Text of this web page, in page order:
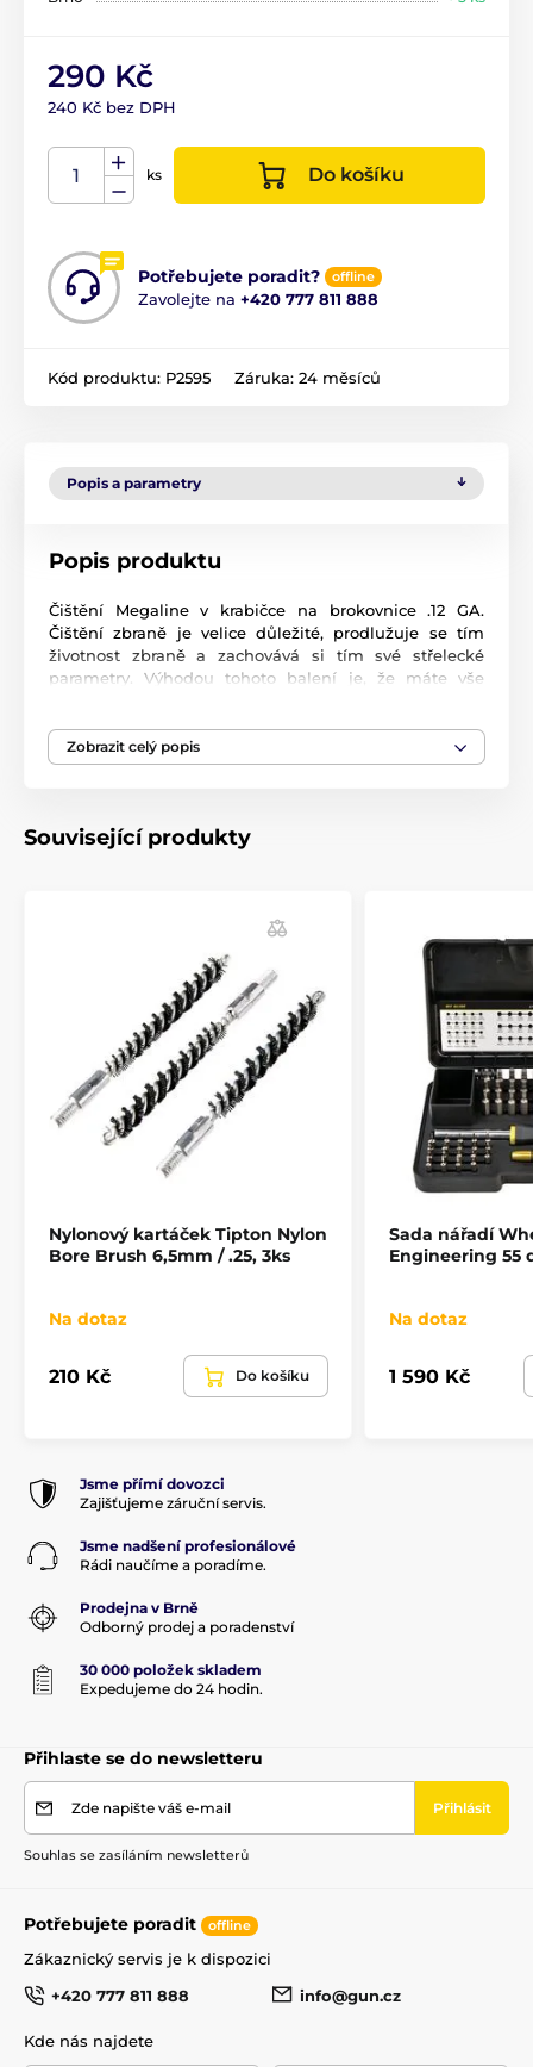
290 Kč
240 Kč bez DPH
ks Do košíku
Potřebujete poradit? offline
Zavolejte na +420 777 811 888
Kód produktu: P2595 Záruka: 24 měsíců
Popis a parametry
Popis produktu
Čištění Megaline v krabičce na brokovnice .12 GA.
Čištění zbraně je velice důležité, prodlužuje se tím
životnost zbraně a zachovává si tím své střelecké
parametry. Výhodou tohoto balení je, že máte vše
Balení obsahuje:
vytěrákem na konci)
- ocelový kartáček pro hrubé nečistoty
Zobrazit celý popis
Související produkty
Nylonový kartáček Tipton Nylon
Bore Brush 6,5mm / .25, 3ks
Na dotaz
210 Kč Do košíku
Sada nářadí
Engineering 55
Na dotaz
1 590 Kč
Jsme přímí dovozci
Zajišťujeme záruční servis.
Jsme nadšení profesionálové
Rádi naučíme a poradíme.
Prodejna v Brně
Odborný prodej a poradenství
30 000 položek skladem
Expedujeme do 24 hodin.
Přihlaste se do newsletteru
Zde napište váš e-mail Přihlásit
Souhlas se zasíláním newsletterů
Potřebujete poradit offline
Zákaznický servis je k dispozici
+420 777 811 888
info@gun.cz
Kde nás najdete